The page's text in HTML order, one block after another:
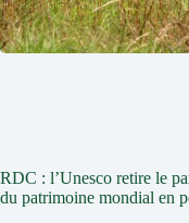
RDC : l’Unesco retire le
du patrimoine mondial en